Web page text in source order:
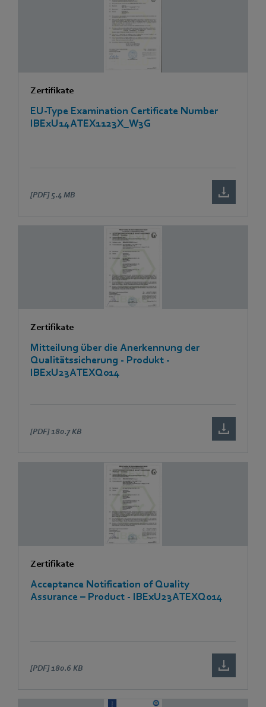
Zertifikate
EU-Type Examination Certificate Number
IBExU14ATEX1123X_W3G
[PDF] 5.4 MB
Zertifikate
Mitteilung über die Anerkennung der
Qualitätssicherung - Produkt -
IBExU23ATEXQ014
[PDF] 180.7 KB
Zertifikate
Acceptance Notification of Quality
Assurance – Product - IBExU23ATEXQ014
[PDF] 180.6 KB